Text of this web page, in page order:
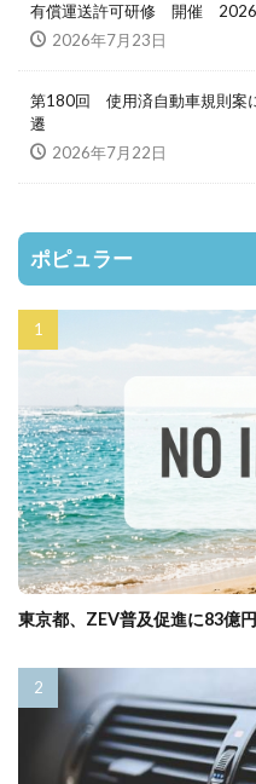
有償運送許可研修 開催 2026
2026年7月23日
第180回 使用済自動車規則案
遷
2026年7月22日
ポピュラー
東京都、ZEV普及促進に83億